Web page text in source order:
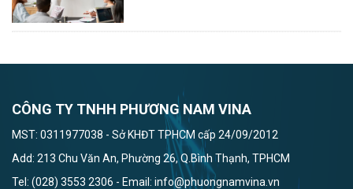
CÔNG TY TNHH PHƯƠNG NAM VINA
MST: 0311977038 - Sở KHĐT TPHCM cấp 24/09/2012
Add: 213 Chu Văn An, Phường 26, Q.Bình Thạnh, TPHCM
Tel: (028) 3553 2306 - Email: info@phuongnamvina.vn